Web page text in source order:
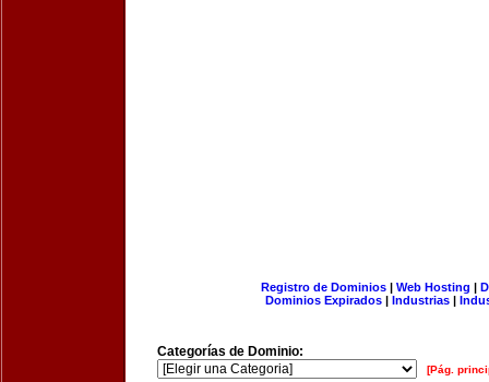
Registro de Dominios| Web Hosting |
Dominios Expirados | Industrias |
Categorías de Dominio:
[Pág.